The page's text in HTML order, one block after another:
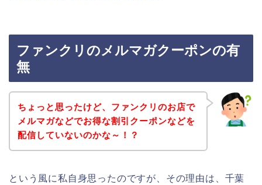
ファンクリのメルマガクーポンの有
無
ちょっと思ったけど、ファンクリのお店で
メルマガなどでお得な割引クーポンなどを
配信していないのかな～！？
という風に私自身思ったのですが、その理由は、千葉